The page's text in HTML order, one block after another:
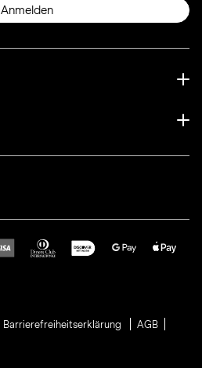
Anmelden
Barrierefreiheitserklärung
AGB